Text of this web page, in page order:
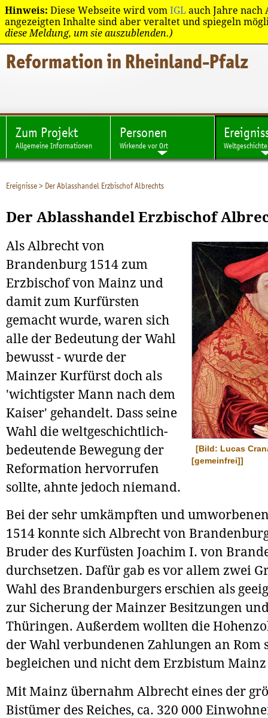
Regionen Bibliothek
Reformation in Rheinland-Pfalz
Zum Projekt
Allgemeine Informationen
Personen
Wirkende vor Ort Weltgeschichte
Ereignisse> Der Ablasshandel Erzbischof Albrechts
Der Ablasshandel Erzbischof
[Bild: Lucas
[gemeinfrei]]
Als Albrecht von
Brandenburg 1514 zum
Erzbischof von Mainz und
damit zum Kurfürsten
gemacht wurde, waren sich
alle der Bedeutung der Wahl
bewusst - wurde der
Mainzer Kurfürst doch als
'wichtigster Mann nach dem
Kaiser' gehandelt. Dass seine
Wahl die weltgeschichtlich-
bedeutende Bewegung der
Reformation hervorrufen
sollte, ahnte jedoch niemand.
Bei der sehr umkämpften und
1514 konnte sich Albrecht von
Bruder des Kurfüsten Joachim I. von
durchsetzen. Dafür gab es vor allem zwei
Wahl des Brandenburgers erschien als
zur Sicherung der Mainzer Besitzungen
Thüringen. Außerdem wollten die
der Wahl verbundenen Zahlungen an Rom
begleichen und nicht dem Erzbistum
Mit Mainz übernahm Albrecht eines der
Bistümer des Reiches, ca. 320 000
Hinweis: Diese Webseite wird vom IGL auch Jahre
angezeigten Inhalte sind aber veraltet und spiegeln
diese Meldung, um sie auszublenden.)